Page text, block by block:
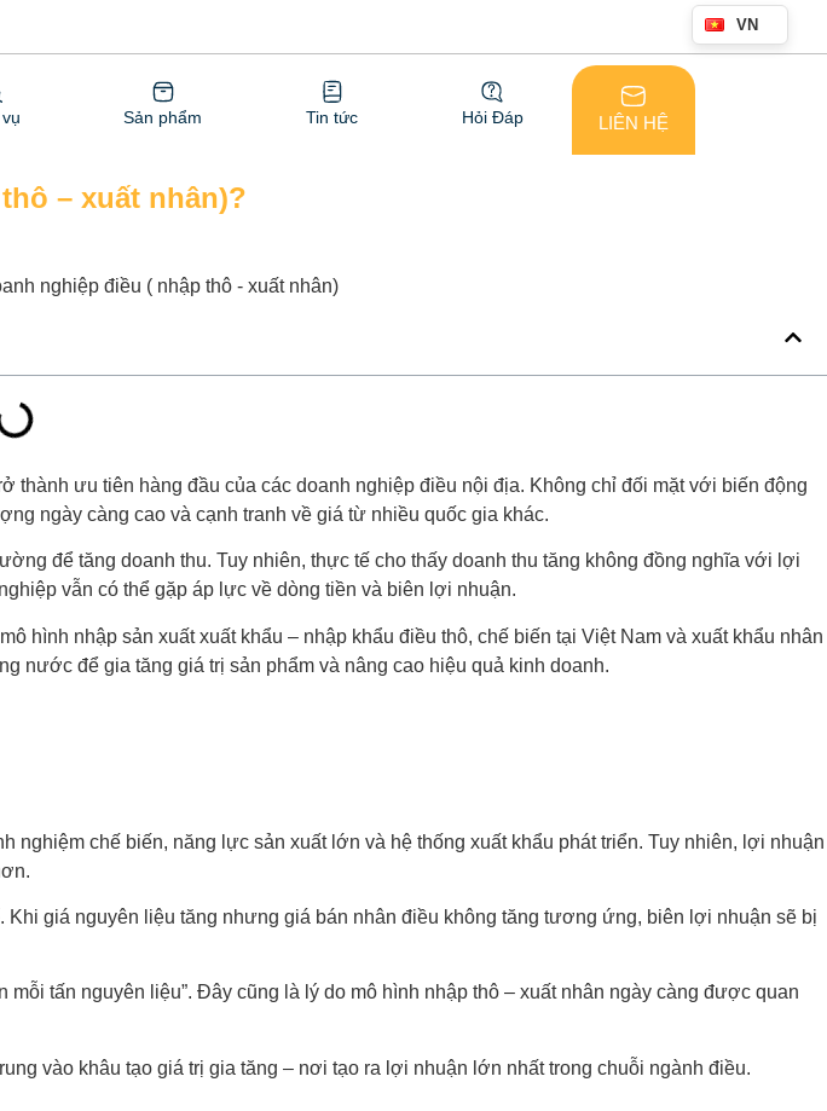
VN
Sản phẩm Tin tức Hỏi Đáp LIÊN HỆ
– xuất nhân)?
ưu tiên hàng đầu của các doanh nghiệp điều nội địa. Không chỉ đối mặt với biến động
ngày càng cao và cạnh tranh về giá từ nhiều quốc gia khác.
để tăng doanh thu. Tuy nhiên, thực tế cho thấy doanh thu tăng không đồng nghĩa với lợi
vẫn có thể gặp áp lực về dòng tiền và biên lợi nhuận.
hình nhập sản xuất xuất khẩu – nhập khẩu điều thô, chế biến tại Việt Nam và xuất khẩu nhân
nước để gia tăng giá trị sản phẩm và nâng cao hiệu quả kinh doanh.
chế biến, năng lực sản xuất lớn và hệ thống xuất khẩu phát triển. Tuy nhiên, lợi nhuận
giá nguyên liệu tăng nhưng giá bán nhân điều không tăng tương ứng, biên lợi nhuận sẽ bị
tấn nguyên liệu”. Đây cũng là lý do mô hình nhập thô – xuất nhân ngày càng được quan
vào khâu tạo giá trị gia tăng – nơi tạo ra lợi nhuận lớn nhất trong chuỗi ngành điều.